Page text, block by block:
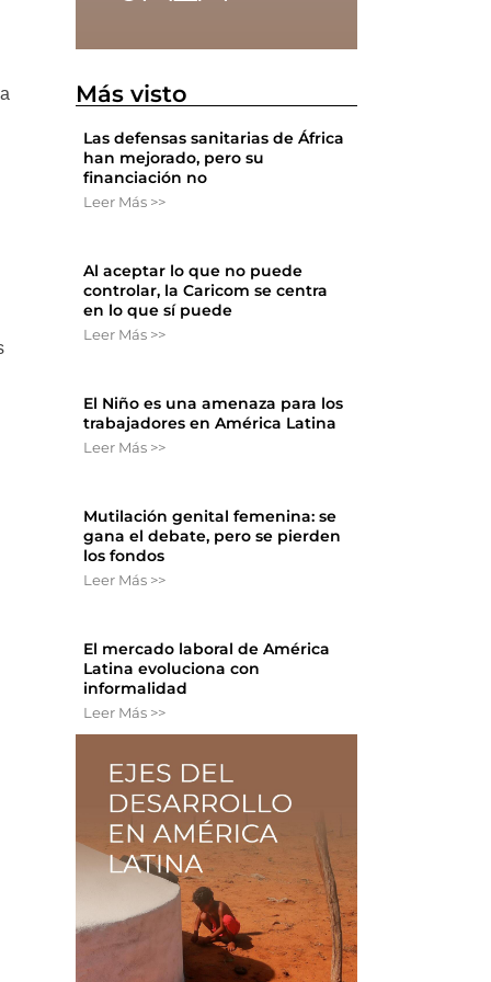
Más visto
Las defensas sanitarias de África
han mejorado, pero su
financiación no
Leer Más >>
Al aceptar lo que no puede
controlar, la Caricom se centra
en lo que sí puede
Leer Más >>
El Niño es una amenaza para los
trabajadores en América Latina
Leer Más >>
Mutilación genital femenina: se
gana el debate, pero se pierden
los fondos
Leer Más >>
El mercado laboral de América
Latina evoluciona con
informalidad
Leer Más >>